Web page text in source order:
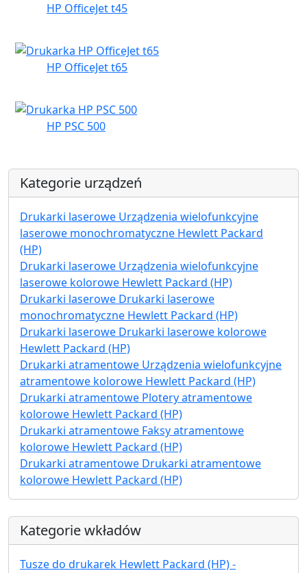
HP OfficeJet t45
HP OfficeJet t65
HP PSC 500
Kategorie urządzeń
Drukarki laserowe Urządzenia wielofunkcyjne
laserowe monochromatyczne Hewlett Packard
(HP)
Drukarki laserowe Urządzenia wielofunkcyjne
laserowe kolorowe Hewlett Packard (HP)
Drukarki laserowe Drukarki laserowe
monochromatyczne Hewlett Packard (HP)
Drukarki laserowe Drukarki laserowe kolorowe
Hewlett Packard (HP)
Drukarki atramentowe Urządzenia wielofunkcyjne
atramentowe kolorowe Hewlett Packard (HP)
Drukarki atramentowe Plotery atramentowe
kolorowe Hewlett Packard (HP)
Drukarki atramentowe Faksy atramentowe
kolorowe Hewlett Packard (HP)
Drukarki atramentowe Drukarki atramentowe
kolorowe Hewlett Packard (HP)
Kategorie wkładów
Tusze do drukarek Hewlett Packard (HP) -